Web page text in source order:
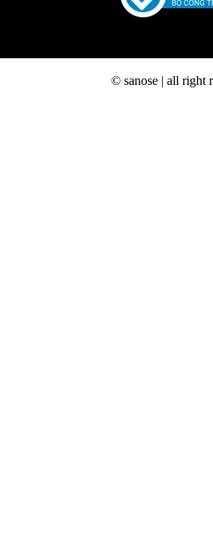
© sanose | all right